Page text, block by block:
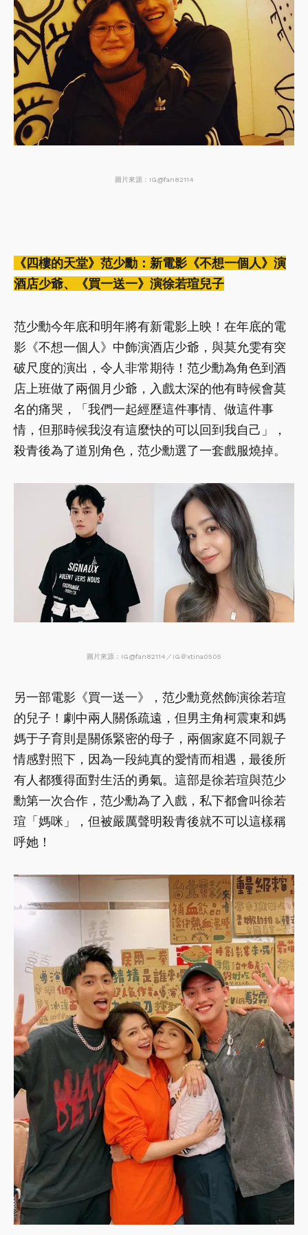
圖片來源：IG@fan82114
《四樓的天堂》范少勳：新電影《不想一個人》演
酒店少爺、《買一送一》演徐若瑄兒子
范少勳今年底和明年將有新電影上映！在年底的電
影《不想一個人》中飾演酒店少爺，與莫允雯有突
破尺度的演出，令人非常期待！范少勳為角色到酒
店上班做了兩個月少爺，入戲太深的他有時候會莫
名的痛哭，「我們一起經歷這件事情、做這件事
情，但那時候我沒有這麼快的可以回到我自己」，
殺青後為了道別角色，范少勳選了一套戲服燒掉。
圖片來源：IG@fan82114／IG＠xtina0505
另一部電影《買一送一》，范少勳竟然飾演徐若瑄
的兒子！劇中兩人關係疏遠，但男主角柯震東和媽
媽于子育則是關係緊密的母子，兩個家庭不同親子
情感對照下，因為一段純真的愛情而相遇，最後所
有人都獲得面對生活的勇氣。這部是徐若瑄與范少
勳第一次合作，范少勳為了入戲，私下都會叫徐若
瑄「媽咪」，但被嚴厲聲明殺青後就不可以這樣稱
呼她！